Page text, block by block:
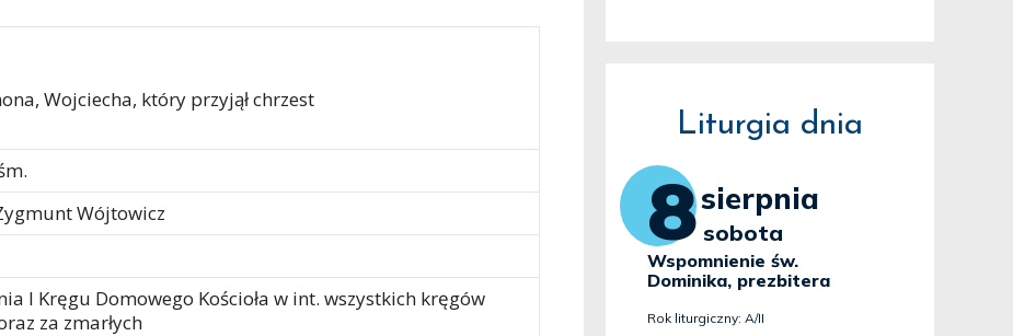
Wojciecha, który przyjął chrzest
Wójtowicz
I Kręgu Domowego Kościoła w int. wszystkich kręgów
za zmarłych
Liturgia dnia